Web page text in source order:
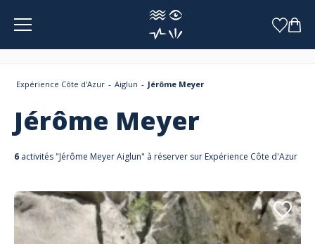
Panneau de gestion des cookies
Expérience Côte d'Azur Aiglun Jérôme Meyer
Jérôme Meyer
6 activités "Jérôme Meyer Aiglun" à réserver sur Expérience Côte d'Azur